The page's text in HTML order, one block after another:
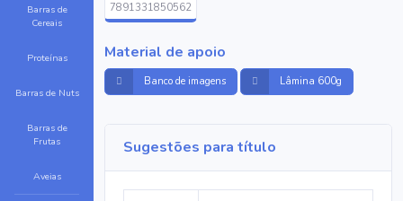
Barras de
Cereais
Proteínas
Barras de Nuts
Barras de
Frutas
Aveias
7891331850562
Material de apoio
Banco de imagens Lâmina 600g
Sugestões para título